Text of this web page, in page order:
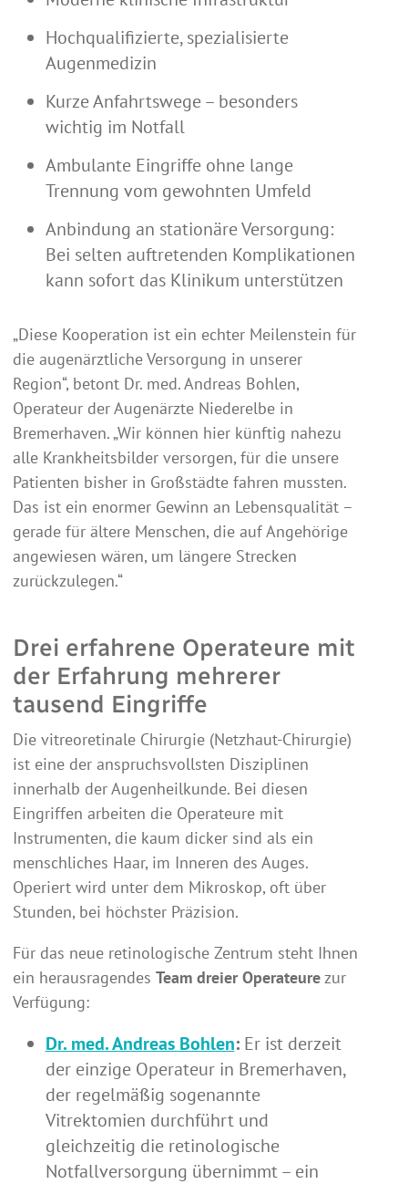
Hochqualifizierte, spezialisierte
Augenmedizin
Kurze Anfahrtswege – besonders
wichtig im Notfall
Ambulante Eingriffe ohne lange
Trennung vom gewohnten Umfeld
Anbindung an stationäre Versorgung:
Bei selten auftretenden Komplikationen
kann sofort das Klinikum unterstützen
„Diese Kooperation ist ein echter Meilenstein für
die augenärztliche Versorgung in unserer
Region“, betont Dr. med. Andreas Bohlen,
Operateur der Augenärzte Niederelbe in
Bremerhaven. „Wir können hier künftig nahezu
alle Krankheitsbilder versorgen, für die unsere
Patienten bisher in Großstädte fahren mussten.
Das ist ein enormer Gewinn an Lebensqualität –
gerade für ältere Menschen, die auf Angehörige
angewiesen wären, um längere Strecken
zurückzulegen.“
Drei erfahrene Operateure mit
der Erfahrung mehrerer
tausend Eingriffe
Die vitreoretinale Chirurgie (Netzhaut-Chirurgie)
ist eine der anspruchsvollsten Disziplinen
innerhalb der Augenheilkunde. Bei diesen
Eingriffen arbeiten die Operateure mit
Instrumenten, die kaum dicker sind als ein
menschliches Haar, im Inneren des Auges.
Operiert wird unter dem Mikroskop, oft über
Stunden, bei höchster Präzision.
Für das neue retinologische Zentrum steht Ihnen
ein herausragendes Team dreier Operateurezur
Verfügung:
Dr. med. Andreas Bohlen:Er ist derzeit
der einzige Operateur in Bremerhaven,
der regelmäßig sogenannte
Vitrektomien durchführt und
gleichzeitig die retinologische
Notfallversorgung übernimmt – ein